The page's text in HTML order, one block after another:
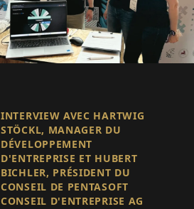
INTERVIEW AVEC HARTWIG
STÖCKL, MANAGER DU
DÉVELOPPEMENT
D'ENTREPRISE ET HUBERT
BICHLER, PRÉSIDENT DU
CONSEIL DE PENTASOFT
CONSEIL D'ENTREPRISE AG